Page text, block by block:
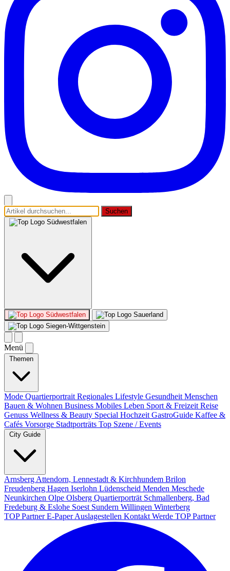
Suchen
Südwestfalen
Südwestfalen
Sauerland
Siegen-Wittgenstein
Menü
Themen
Mode Quartierportrait Regionales Lifestyle Gesundheit Menschen
Bauen & Wohnen Business Mobiles Leben Sport & Freizeit Reise
Genuss Wellness & Beauty Special Hochzeit GastroGuide Kaffee &
Cafés Vorsorge Stadtporträts Top Szene / Events
City Guide
Arnsberg Attendorn, Lennestadt & Kirchhundem Brilon
Freudenberg Hagen Iserlohn Lüdenscheid Menden Meschede
Neunkirchen Olpe Olsberg Quartierporträt Schmallenberg, Bad
Fredeburg & Eslohe Soest Sundern Willingen Winterberg
TOP PartnerE-PaperAuslagestellen Kontakt Werde TOP Partner